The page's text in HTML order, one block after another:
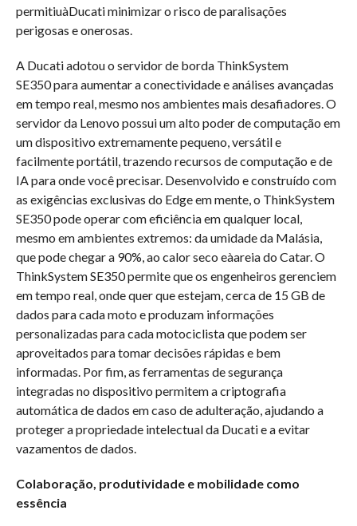
permitiuàDucati minimizar o risco de paralisações
perigosas e onerosas.
A Ducati adotou o servidor de borda ThinkSystem
SE350 para aumentar a conectividade e análises avançadas
em tempo real, mesmo nos ambientes mais desafiadores. O
servidor da Lenovo possui um alto poder de computação em
um dispositivo extremamente pequeno, versátil e
facilmente portátil, trazendo recursos de computação e de
IA para onde você precisar. Desenvolvido e construído com
as exigências exclusivas do Edge em mente, o ThinkSystem
SE350 pode operar com eficiência em qualquer local,
mesmo em ambientes extremos: da umidade da Malásia,
que pode chegar a 90%, ao calor seco eàareia do Catar. O
ThinkSystem SE350 permite que os engenheiros gerenciem
em tempo real, onde quer que estejam, cerca de 15 GB de
dados para cada moto e produzam informações
personalizadas para cada motociclista que podem ser
aproveitados para tomar decisões rápidas e bem
informadas. Por fim, as ferramentas de segurança
integradas no dispositivo permitem a criptografia
automática de dados em caso de adulteração, ajudando a
proteger a propriedade intelectual da Ducati e a evitar
vazamentos de dados.
Colaboração, produtividade e mobilidade como
essência